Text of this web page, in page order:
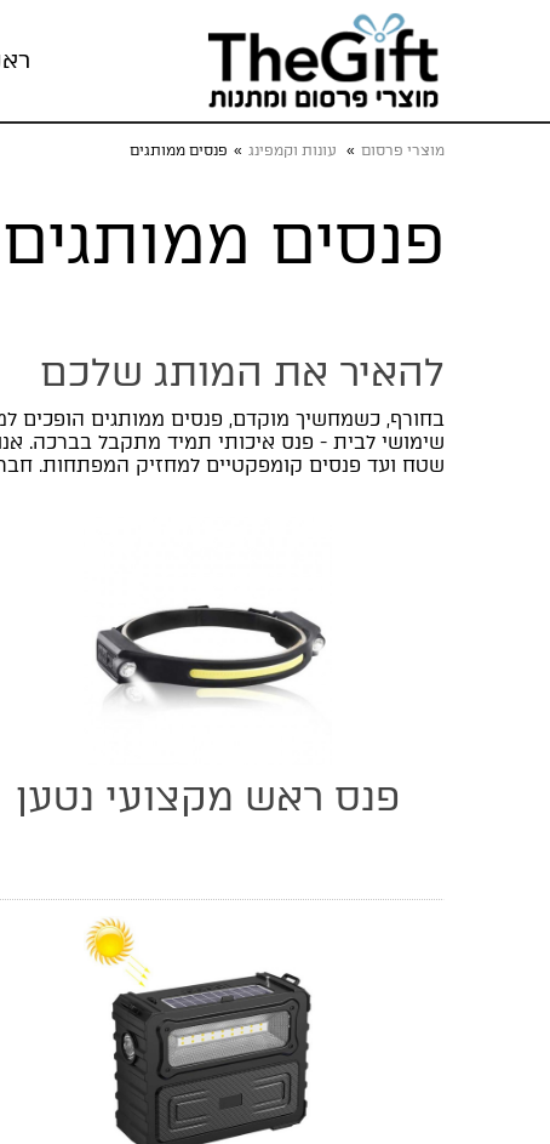
מוצרי פרסום » עונות וקמפינג » פנסים ממותגים
פנסים ממותגים
להאיר את המותג שלכם
בחורף, כשמחשיך מוקדם, פנסים ממותגים הופכים
שטח ועד פנסים קומפקטיים למחזיק המפתחות.
פנס ראש מקצועי נטען